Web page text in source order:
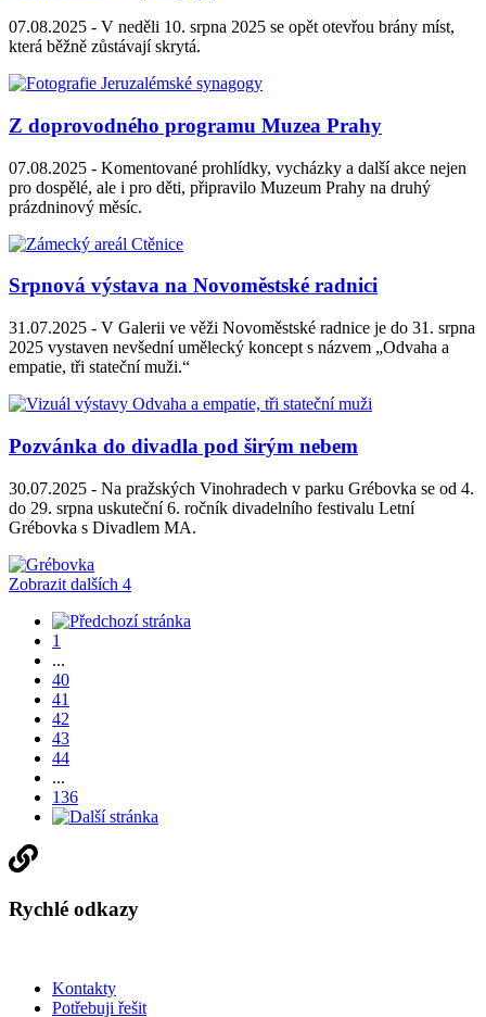
07.08.2025 - V neděli 10. srpna 2025 se opět otevřou brány míst,
která běžně zůstávají skrytá.
Z doprovodného programu Muzea Prahy
07.08.2025 - Komentované prohlídky, vycházky a další akce nejen
pro dospělé, ale i pro děti, připravilo Muzeum Prahy na druhý
prázdninový měsíc.
Srpnová výstava na Novoměstské radnici
31.07.2025 - V Galerii ve věži Novoměstské radnice je do 31. srpna
2025 vystaven nevšední umělecký koncept s názvem „Odvaha a
empatie, tři stateční muži.“
Pozvánka do divadla pod širým nebem
30.07.2025 - Na pražských Vinohradech v parku Grébovka se od 4.
do 29. srpna uskuteční 6. ročník divadelního festivalu Letní
Grébovka s Divadlem MA.
Zobrazit dalších 4
1
...
40
41
42
43
44
...
136
Rychlé odkazy
Kontakty
Potřebuji řešit